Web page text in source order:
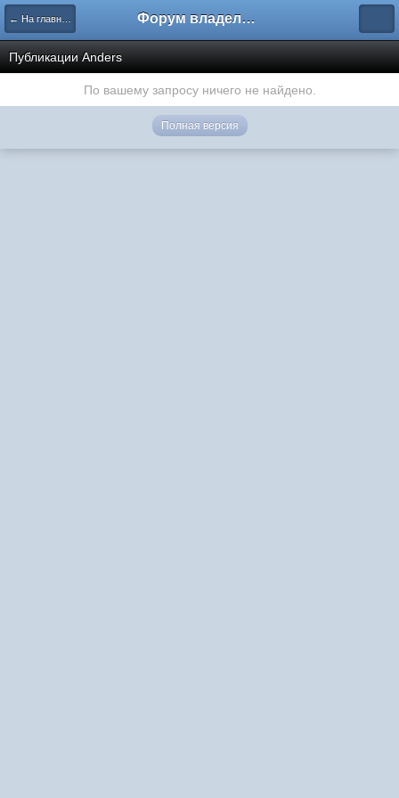
← На главную Форум владельцев интернет-магазинов
Публикации Anders
По вашему запросу ничего не найдено.
Полная версия